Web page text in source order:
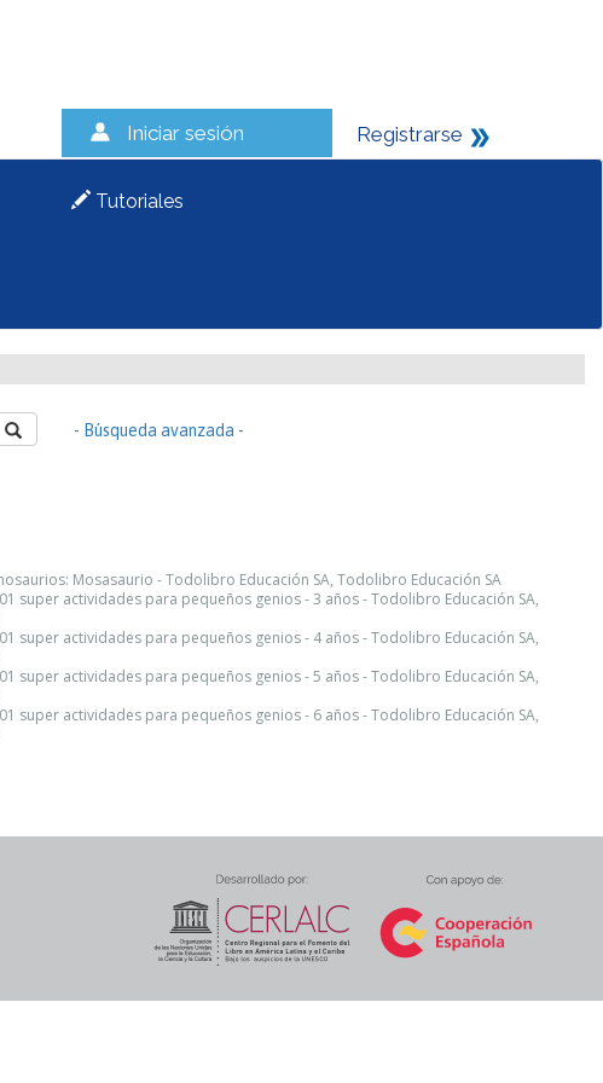
Iniciar sesión Registrarse
Tutoriales
- Búsqueda avanzada -
Mosasaurio - Todolibro Educación SA, Todolibro Educación SA
super actividades para pequeños genios - 3 años - Todolibro Educación SA,
super actividades para pequeños genios - 4 años - Todolibro Educación SA,
super actividades para pequeños genios - 5 años - Todolibro Educación SA,
super actividades para pequeños genios - 6 años - Todolibro Educación SA,